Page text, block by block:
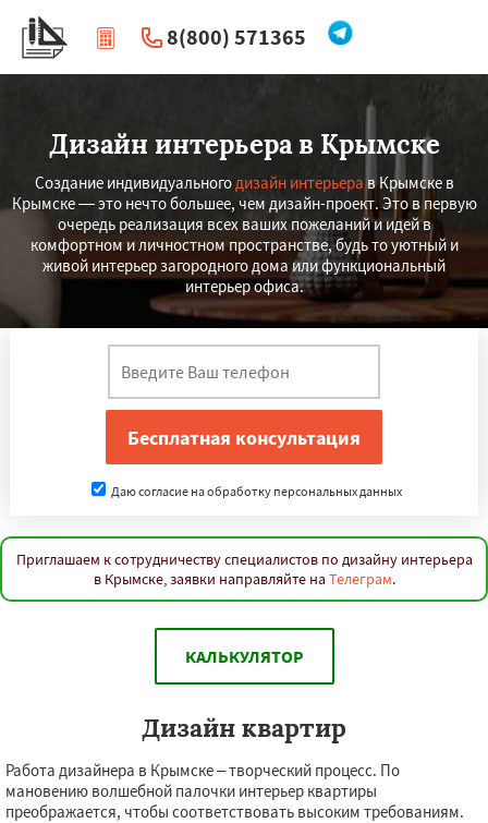
8(800) 571365
| Перезвоните мне
Дизайн интерьера в Крымске
Создание индивидуальногодизайн интерьера в Крымске в
Крымске — это нечто большее, чем дизайн-проект. Это в первую
очередь реализация всех ваших пожеланий и идей в
комфортном и личностном пространстве, будь то уютный и
живой интерьер загородного дома или функциональный
интерьер офиса.
Даю согласие на обработку персональных данных
Приглашаем к сотрудничеству специалистов по дизайну интерьера
в Крымске, заявки направляйте на Телеграм.
КАЛЬКУЛЯТОР
Дизайн квартир
Работа дизайнера в Крымске – творческий процесс. По
мановению волшебной палочки интерьер квартиры
преображается, чтобы соответствовать высоким требованиям.